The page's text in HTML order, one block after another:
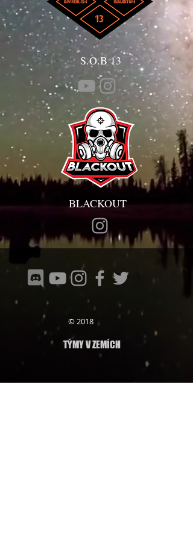
S.O.B 13
BLACKOUT
© 2018
TÝMY V ZEMÍCH